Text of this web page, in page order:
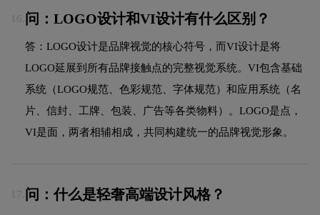
16. 问：LOGO设计和VI设计有什么区别？
答：LOGO设计是品牌视觉的核心符号，而VI设计是将
LOGO延展到所有品牌接触点的完整视觉系统。VI包含基础
系统（LOGO规范、色彩规范、字体规范）和应用系统（名
片、信封、工牌、包装、广告等各类物料）。LOGO是点，
VI是面，两者相辅相成，共同构建统一的品牌视觉形象。
17. 问：什么是轻奢高端设计风格？